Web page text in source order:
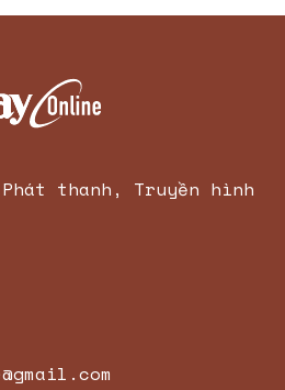
chất lượng cao
giá tốt
Phát thanh, Truyền hình